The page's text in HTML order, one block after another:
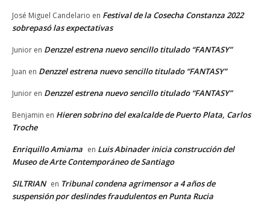
José Miguel Candelario en Festival de la Cosecha Constanza 2022
sobrepasó las expectativas
Junior en Denzzel estrena nuevo sencillo titulado “FANTASY”
Juan en Denzzel estrena nuevo sencillo titulado “FANTASY”
Junior en Denzzel estrena nuevo sencillo titulado “FANTASY”
Benjamin en Hieren sobrino del exalcalde de Puerto Plata, Carlos
Troche
Enriquillo Amiama en Luis Abinader inicia construcción del
Museo de Arte Contemporáneo de Santiago
SILTRIAN en Tribunal condena agrimensor a 4 años de
suspensión por deslindes fraudulentos en Punta Rucia